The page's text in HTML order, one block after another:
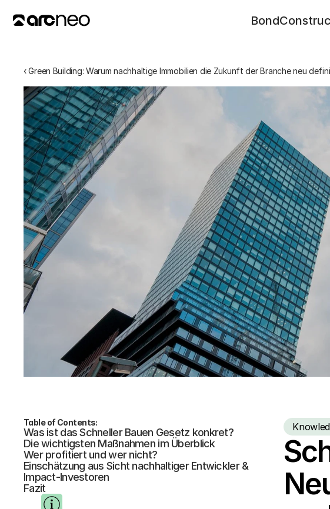
Bond
‹ Green Building: Warum nachhaltige Immobilien die Zukunft der Branche neu
Table of Contents:
Was ist das Schneller Bauen Gesetz konkret?
Die wichtigsten Maßnahmen im Überblick
Wer profitiert und wer nicht?
Einschätzung aus Sicht nachhaltiger Entwickler &
Impact-Investoren
Fazit